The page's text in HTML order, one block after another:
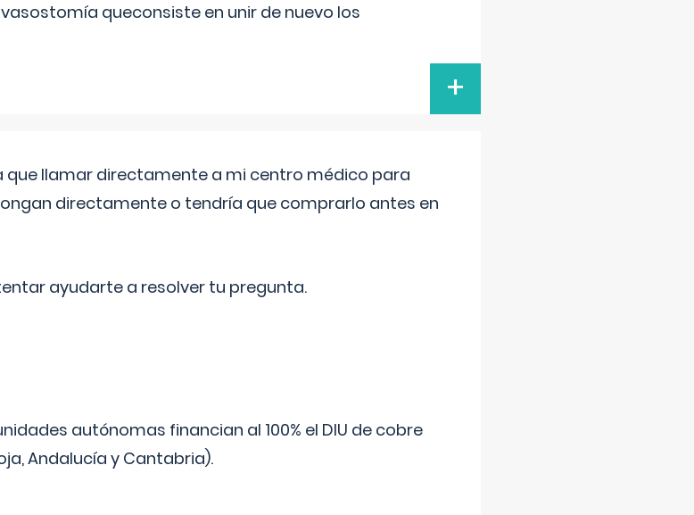
queconsiste en unir de nuevo los
+
que llamar directamente a mi centro médico para
directamente o tendría que comprarlo antes en
ayudarte a resolver tu pregunta.
autónomas financian al 100% el DIU de cobre
Andalucía y Cantabria).